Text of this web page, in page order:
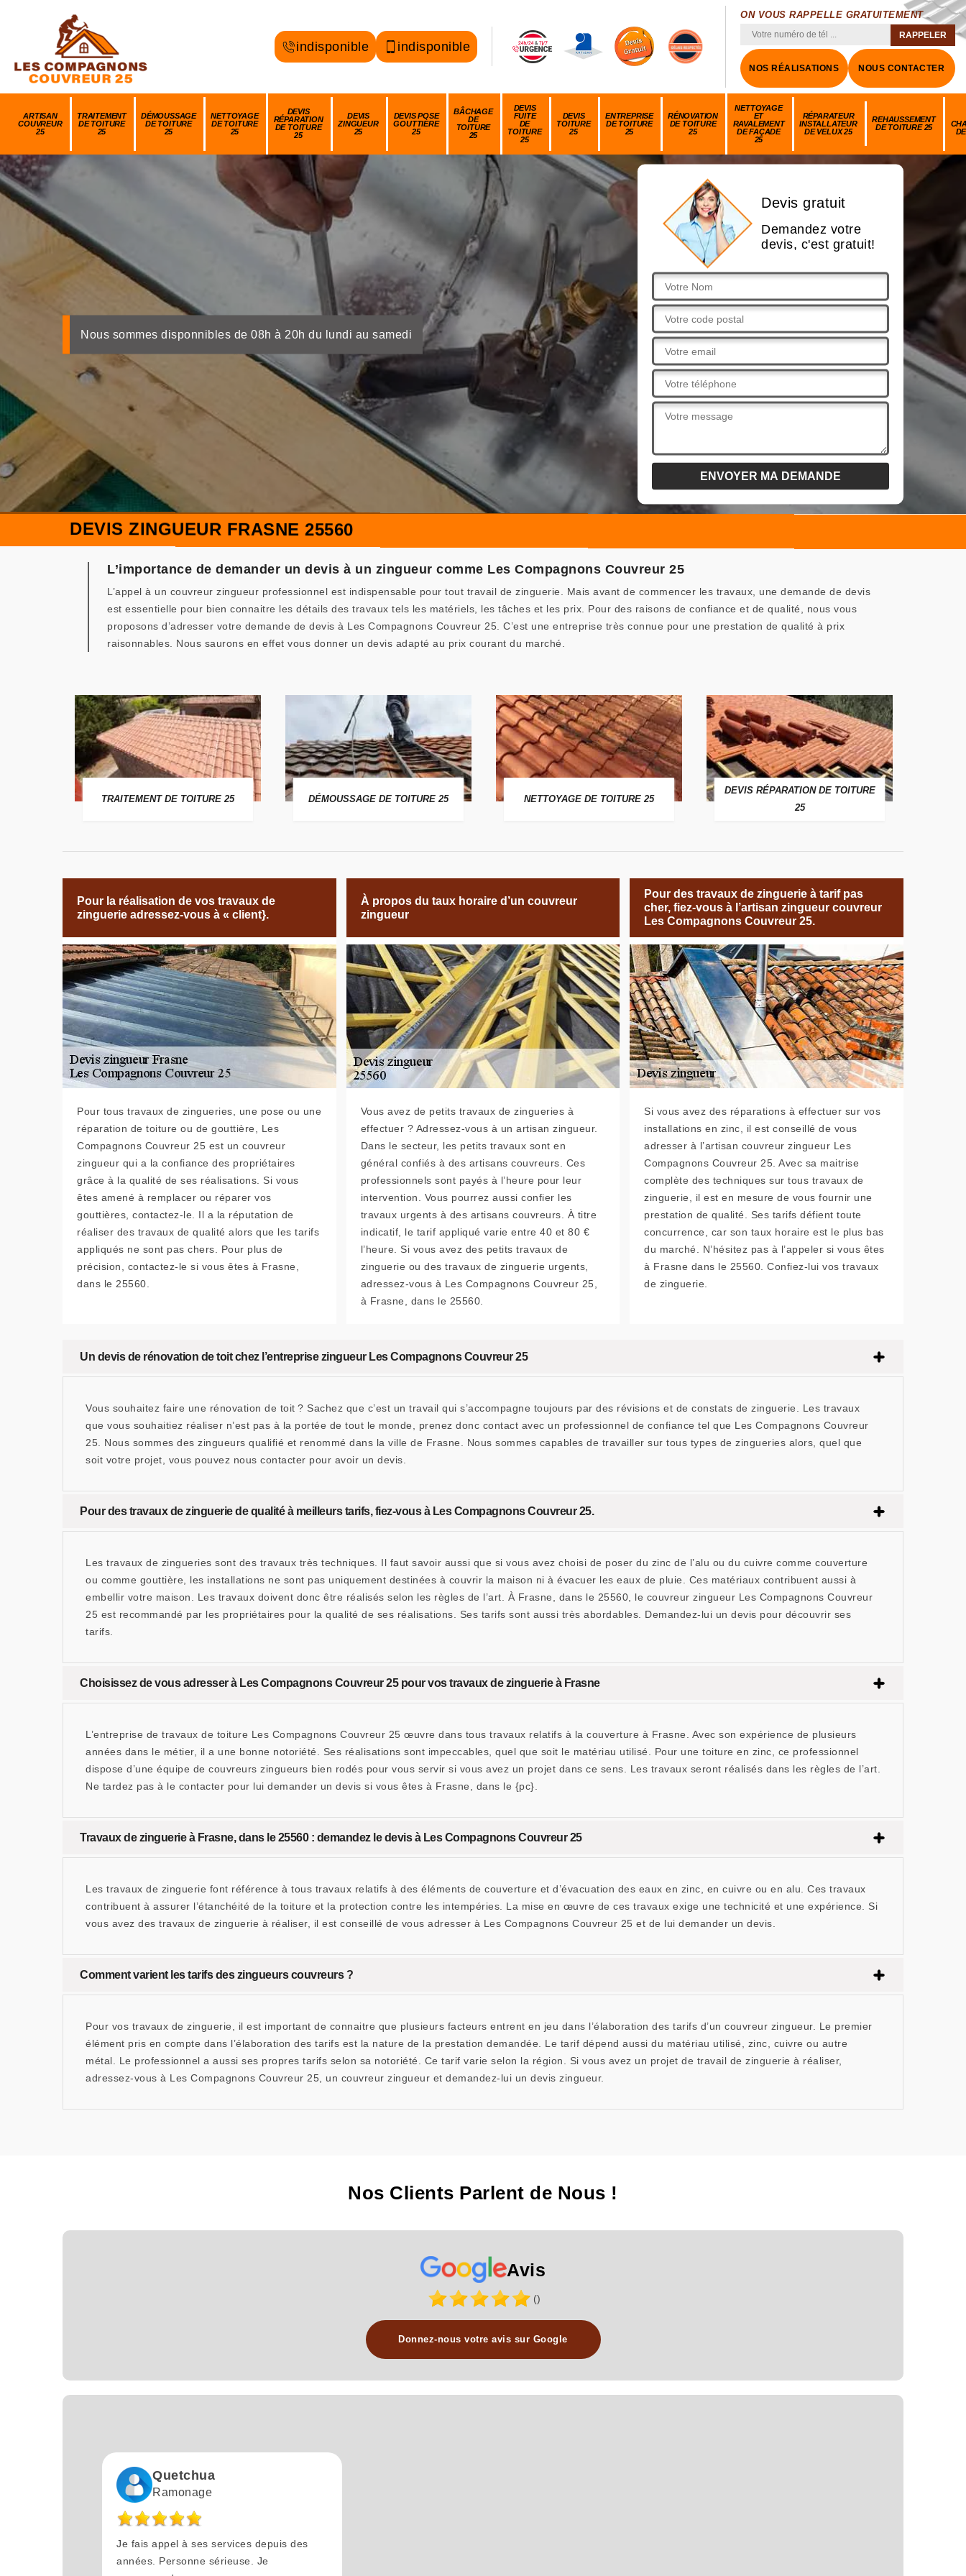
indisponible indisponible
ON VOUS RAPPELLE GRATUITEMENT
NOS RÉALISATIONS NOUS CONTACTER
ARTISAN
COUVREUR
25
TRAITEMENT
DE TOITURE
25
DÉMOUSSAGE
DE TOITURE
25
NETTOYAGE
DE TOITURE
25
DEVIS
RÉPARATION
DE TOITURE
25
DEVIS
ZINGUEUR
25
DEVIS POSE
GOUTTIÈRE
25
BÂCHAGE
DE
TOITURE
25
DEVIS
FUITE
DE
TOITURE
25
DEVIS
TOITURE
25
ENTREPRISE
DE TOITURE
25
RÉNOVATION
DE TOITURE
25
NETTOYAGE
ET
RAVALEMENT
DE FAÇADE
25
RÉPARATEUR
INSTALLATEUR
DE VELUX 25
REHAUSSEMENT
DE TOITURE 25
Nous sommes disponnibles de 08h à 20h du lundi au samedi
Devis gratuit
Demandez votre
devis, c'est gratuit!
DEVIS ZINGUEUR FRASNE 25560
L’importance de demander un devis à un zingueur comme Les Compagnons Couvreur 25
L’appel à un couvreur zingueur professionnel est indispensable pour tout travail de zinguerie. Mais avant de commencer les travaux, une demande de devis
est essentielle pour bien connaitre les détails des travaux tels les matériels, les tâches et les prix. Pour des raisons de confiance et de qualité, nous vous
proposons d’adresser votre demande de devis à Les Compagnons Couvreur 25. C’est une entreprise très connue pour une prestation de qualité à prix
raisonnables. Nous saurons en effet vous donner un devis adapté au prix courant du marché.
TRAITEMENT DE TOITURE 25 DÉMOUSSAGE DE TOITURE 25 NETTOYAGE DE TOITURE 25
DEVIS RÉPARATION DE TOITURE
25
Pour la réalisation de vos travaux de
zinguerie adressez-vous à « client}.
Pour tous travaux de zingueries, une pose ou une
réparation de toiture ou de gouttière, Les
Compagnons Couvreur 25 est un couvreur
zingueur qui a la confiance des propriétaires
grâce à la qualité de ses réalisations. Si vous
êtes amené à remplacer ou réparer vos
gouttières, contactez-le. Il a la réputation de
réaliser des travaux de qualité alors que les tarifs
appliqués ne sont pas chers. Pour plus de
précision, contactez-le si vous êtes à Frasne,
dans le 25560.
À propos du taux horaire d’un couvreur
zingueur
Vous avez de petits travaux de zingueries à
effectuer ? Adressez-vous à un artisan zingueur.
Dans le secteur, les petits travaux sont en
général confiés à des artisans couvreurs. Ces
professionnels sont payés à l’heure pour leur
intervention. Vous pourrez aussi confier les
travaux urgents à des artisans couvreurs. À titre
indicatif, le tarif appliqué varie entre 40 et 80 €
l’heure. Si vous avez des petits travaux de
zinguerie ou des travaux de zinguerie urgents,
adressez-vous à Les Compagnons Couvreur 25,
à Frasne, dans le 25560.
Pour des travaux de zinguerie à tarif pas
cher, fiez-vous à l’artisan zingueur couvreur
Les Compagnons Couvreur 25.
Si vous avez des réparations à effectuer sur vos
installations en zinc, il est conseillé de vous
adresser à l’artisan couvreur zingueur Les
Compagnons Couvreur 25. Avec sa maitrise
complète des techniques sur tous travaux de
zinguerie, il est en mesure de vous fournir une
prestation de qualité. Ses tarifs défient toute
concurrence, car son taux horaire est le plus bas
du marché. N’hésitez pas à l’appeler si vous êtes
à Frasne dans le 25560. Confiez-lui vos travaux
de zinguerie.
Un devis de rénovation de toit chez l’entreprise zingueur Les Compagnons Couvreur 25
Vous souhaitez faire une rénovation de toit ? Sachez que c’est un travail qui s’accompagne toujours par des révisions et de constats de zinguerie. Les travaux
que vous souhaitiez réaliser n’est pas à la portée de tout le monde, prenez donc contact avec un professionnel de confiance tel que Les Compagnons Couvreur
25. Nous sommes des zingueurs qualifié et renommé dans la ville de Frasne. Nous sommes capables de travailler sur tous types de zingueries alors, quel que
soit votre projet, vous pouvez nous contacter pour avoir un devis.
Pour des travaux de zinguerie de qualité à meilleurs tarifs, fiez-vous à Les Compagnons Couvreur 25.
Les travaux de zingueries sont des travaux très techniques. Il faut savoir aussi que si vous avez choisi de poser du zinc de l’alu ou du cuivre comme couverture
ou comme gouttière, les installations ne sont pas uniquement destinées à couvrir la maison ni à évacuer les eaux de pluie. Ces matériaux contribuent aussi à
embellir votre maison. Les travaux doivent donc être réalisés selon les règles de l’art. À Frasne, dans le 25560, le couvreur zingueur Les Compagnons Couvreur
25 est recommandé par les propriétaires pour la qualité de ses réalisations. Ses tarifs sont aussi très abordables. Demandez-lui un devis pour découvrir ses
tarifs.
Choisissez de vous adresser à Les Compagnons Couvreur 25 pour vos travaux de zinguerie à Frasne
L’entreprise de travaux de toiture Les Compagnons Couvreur 25 œuvre dans tous travaux relatifs à la couverture à Frasne. Avec son expérience de plusieurs
années dans le métier, il a une bonne notoriété. Ses réalisations sont impeccables, quel que soit le matériau utilisé. Pour une toiture en zinc, ce professionnel
dispose d’une équipe de couvreurs zingueurs bien rodés pour vous servir si vous avez un projet dans ce sens. Les travaux seront réalisés dans les règles de l’art.
Ne tardez pas à le contacter pour lui demander un devis si vous êtes à Frasne, dans le {pc}.
Travaux de zinguerie à Frasne, dans le 25560 : demandez le devis à Les Compagnons Couvreur 25
Les travaux de zinguerie font référence à tous travaux relatifs à des éléments de couverture et d’évacuation des eaux en zinc, en cuivre ou en alu. Ces travaux
contribuent à assurer l’étanchéité de la toiture et la protection contre les intempéries. La mise en œuvre de ces travaux exige une technicité et une expérience. Si
vous avez des travaux de zinguerie à réaliser, il est conseillé de vous adresser à Les Compagnons Couvreur 25 et de lui demander un devis.
Comment varient les tarifs des zingueurs couvreurs ?
Pour vos travaux de zinguerie, il est important de connaitre que plusieurs facteurs entrent en jeu dans l’élaboration des tarifs d’un couvreur zingueur. Le premier
élément pris en compte dans l’élaboration des tarifs est la nature de la prestation demandée. Le tarif dépend aussi du matériau utilisé, zinc, cuivre ou autre
métal. Le professionnel a aussi ses propres tarifs selon sa notoriété. Ce tarif varie selon la région. Si vous avez un projet de travail de zinguerie à réaliser,
adressez-vous à Les Compagnons Couvreur 25, un couvreur zingueur et demandez-lui un devis zingueur.
Nos Clients Parlent de Nous !
Avis
()
Donnez-nous votre avis sur Google
Quetchua
Ramonage
Je fais appel à ses services depuis des
années. Personne sérieuse. Je